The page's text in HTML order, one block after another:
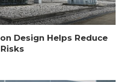
Design Helps Reduce